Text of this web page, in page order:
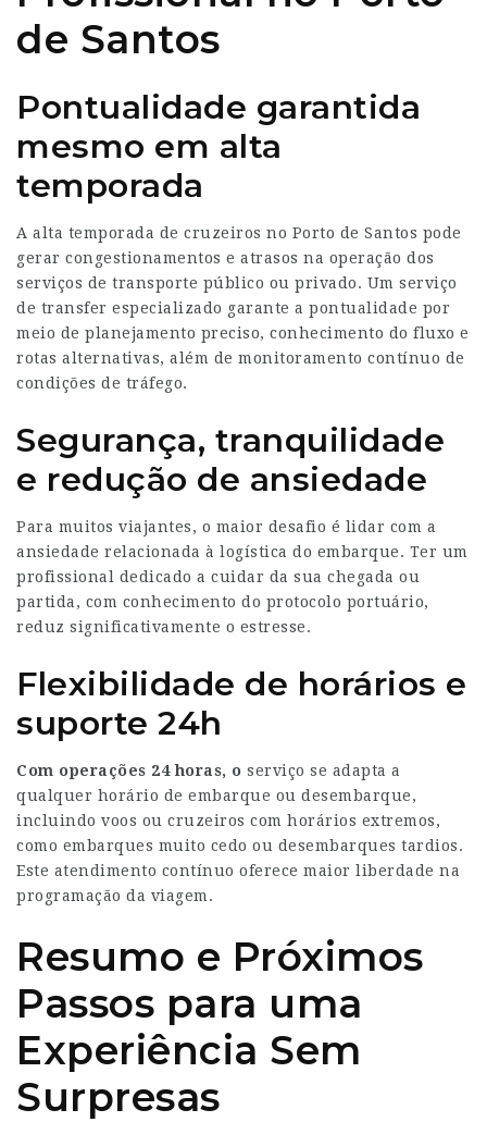
de Santos
Pontualidade garantida
mesmo em alta
temporada
A alta temporada de cruzeiros no Porto de Santos pode
gerar congestionamentos e atrasos na operação dos
serviços de transporte público ou privado. Um serviço
de transfer especializado garante a pontualidade por
meio de planejamento preciso, conhecimento do fluxo e
rotas alternativas, além de monitoramento contínuo de
condições de tráfego.
Segurança, tranquilidade
e redução de ansiedade
Para muitos viajantes, o maior desafio é lidar com a
ansiedade relacionada à logística do embarque. Ter um
profissional dedicado a cuidar da sua chegada ou
partida, com conhecimento do protocolo portuário,
reduz significativamente o estresse.
Flexibilidade de horários e
suporte 24h
Com operações 24 horas, o serviço se adapta a
qualquer horário de embarque ou desembarque,
incluindo voos ou cruzeiros com horários extremos,
como embarques muito cedo ou desembarques tardios.
Este atendimento contínuo oferece maior liberdade na
programação da viagem.
Resumo e Próximos
Passos para uma
Experiência Sem
Surpresas